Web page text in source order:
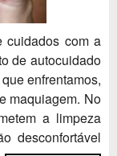
cuidados com a
de autocuidado
enfrentamos,
maquiagem. No
a limpeza
desconfortável